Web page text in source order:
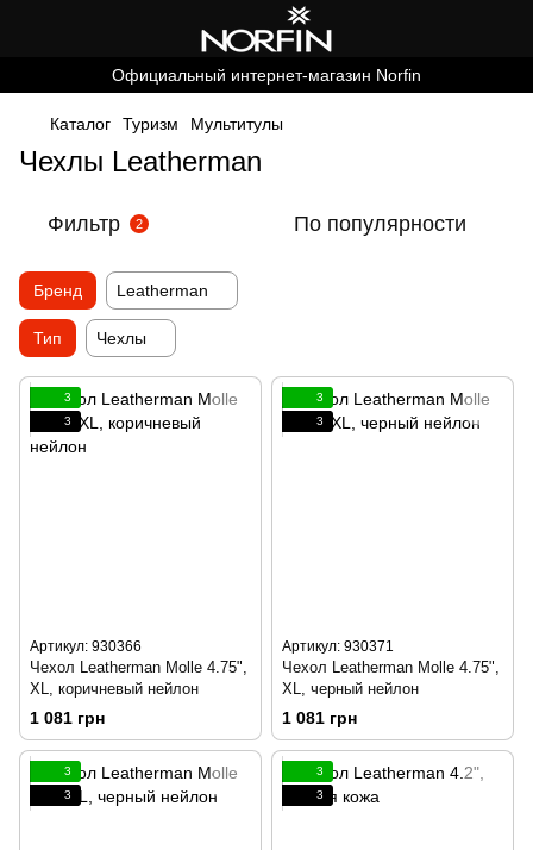
Официальный интернет-магазин Norfin
Каталог Туризм Мультитулы
Чехлы Leatherman
Фильтр 2 По популярности
Бренд Leatherman
Тип Чехлы
3
3
Артикул: 930366
Чехол Leatherman Molle 4.75",
XL, коричневый нейлон
1 081 грн
3
3
Артикул: 930371
Чехол Leatherman Molle 4.75",
XL, черный нейлон
1 081 грн
3
3
3
3